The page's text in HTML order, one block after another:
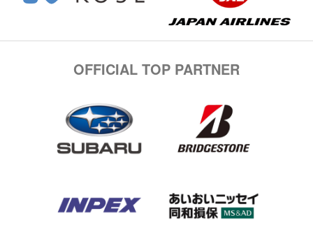
OFFICIAL TOP PARTNER